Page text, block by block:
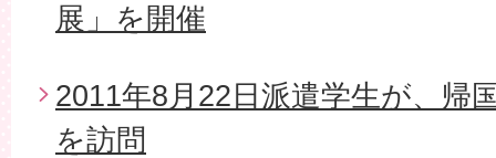
展」を開催
2011年8月22日派遣学生が、帰
を訪問